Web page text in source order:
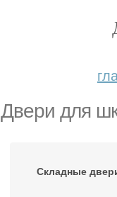
Двери для
Складные